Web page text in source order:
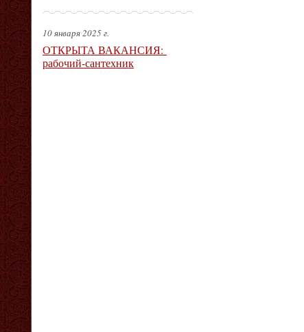
10 января 2025 г.
ОТКРЫТА ВАКАНСИЯ:
рабочий-сантехник